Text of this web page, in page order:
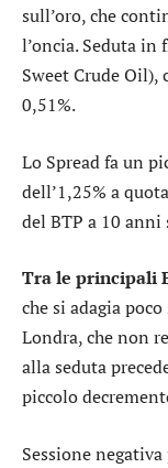
sull’oro, che
l’oncia. Seduta in
Sweet Crude Oil),
0,51%.
Lo Spreadfa un
dell’1,25% a
del BTP a 10
Tra le principali
che si adagia
Londra, che non
alla seduta
piccolo
Sessione negativa